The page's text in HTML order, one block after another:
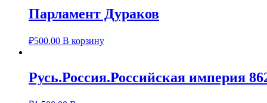
Парламент Дураков
₽500.00 В корзину
Русь.Россия.Российская империя